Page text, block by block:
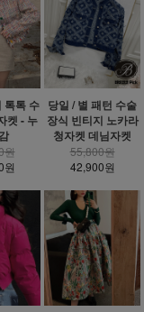
톡톡 수
켓 - 누
원
원
당일 / 별 패턴 수술
장식 빈티지 노카라
청자켓 데님자켓
55,800원
42,900원